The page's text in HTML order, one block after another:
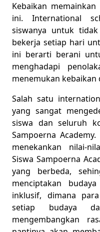
Kebaikan
ini. International
siswanya untuk
bekerja setiap hari
ini berarti berani
menghadapi
menemukan
Salah satu
yang sangat
siswa dan seluruh
Sampoerna
menekankan nilai-
Siswa Sampoerna
yang berbeda,
menciptakan
inklusif, dimana
setiap budaya
mengembangkan